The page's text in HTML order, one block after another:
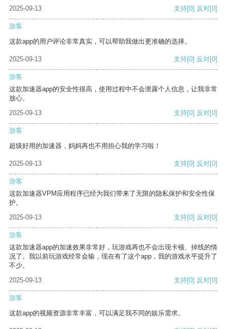
2025-09-13 支持[0] 反对[0]
游客
这款app的用户评论非常真实，可以帮助我做出更准确的选择。
2025-09-13 支持[0] 反对[0]
游客
这款加速器app的安全性很高，使用过程中不会泄露个人信息，让我非常
放心。
2025-09-13
支持[0] 反对[0]
游客
超级好用的加速器，妈妈再也不用担心我的学习啦！
2025-09-13 支持[0] 反对[0]
游客
这款加速器VPM应用程序已经为我们带来了无限的隐私保护和安全性保
护。
2025-09-13
支持[0] 反对[0]
游客
这款加速器app的加速效果非常好，玩游戏再也不会出现卡顿、掉线的情
况了。我以前玩游戏经常会输，现在有了这个app，我的游戏水平提升了
不少。
2025-09-13
支持[0] 反对[0]
游客
这款app的视频资源非常丰富，可以满足我不同的娱乐需求。